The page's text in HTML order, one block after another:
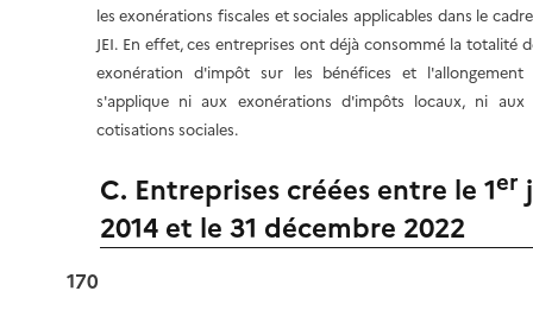
les exonérations fiscales et sociales applicables dans le
JEI. En effet, ces entreprises ont déjà consommé la totalité
exonération d'impôt sur les bénéfices et
s'applique ni aux exonérations d'impôts locaux, ni aux
cotisations sociales.
C. Entreprises créées entre le 1er
2014 et le 31 décembre 2022
170